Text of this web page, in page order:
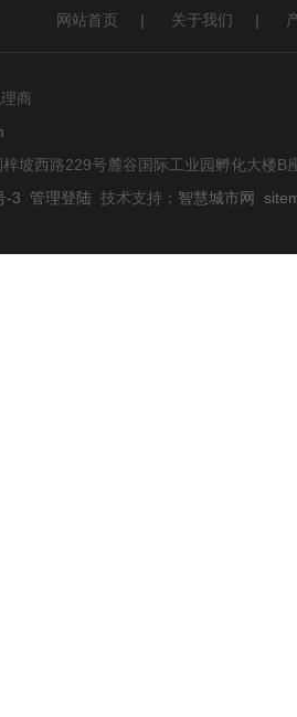
网站首页 | 关于我们 |
理商
坡西路229号麓谷国际工业园孵化大楼B
-3
管理登陆 技术支持： 智慧城市网